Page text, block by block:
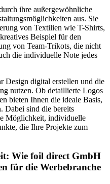
ihre außergewöhnliche
aus. Sie
von Textilien wie T-Shirts,
Beispiel für den
von Team-Trikots, die nicht
die individuelle Note jedes
Design digital erstellen und die
nutzen. Ob detaillierte Logos
bieten Ihnen die ideale Basis,
Dabei sind die bereits
Möglichkeit, individuelle
die Ihre Projekte zum
Wie foil direct GmbH
für die Werbebranche